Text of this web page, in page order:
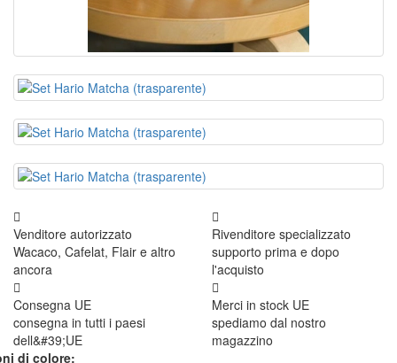
Venditore autorizzato
Wacaco, Cafelat, Flair e altro
ancora
Rivenditore specializzato
supporto prima e dopo
l'acquisto
Consegna UE
consegna in tutti i paesi
dell&#39;UE
Merci in stock UE
spediamo dal nostro
magazzino
di colore: